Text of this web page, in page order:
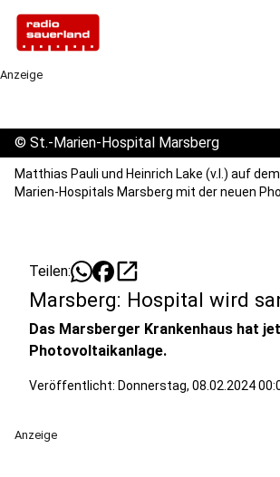
Anzeige
© St.-Marien-Hospital Marsberg
Matthias Pauli und Heinrich Lake (v.l.) auf
Marien-Hospitals Marsberg mit der neuen
Teilen: open_in_new
Marsberg: Hospital wird
Das Marsberger Krankenhaus hat
Photovoltaikanlage.
Veröffentlicht: Donnerstag, 08.02.2024
Anzeige